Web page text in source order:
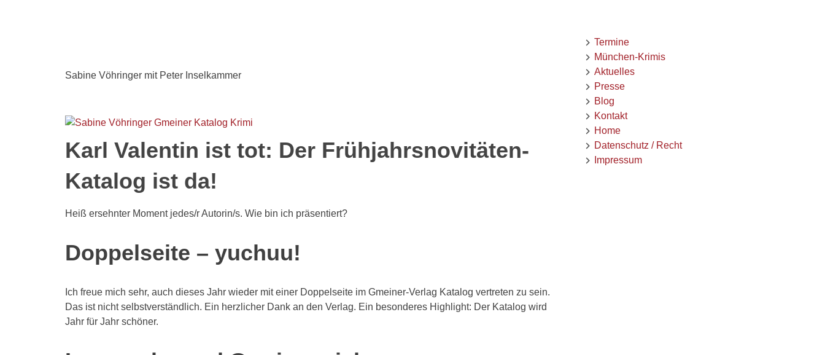
Sabine Vöhringer mit Peter Inselkammer
Karl Valentin ist tot: Der Frühjahrsnovitäten-
Katalog ist da!
Heiß ersehnter Moment jedes/r Autorin/s. Wie bin ich präsentiert?
Doppelseite – yuchuu!
Ich freue mich sehr, auch dieses Jahr wieder mit einer Doppelseite im Gmeiner-Verlag Katalog vertreten zu sein.
Das ist nicht selbstverständlich. Ein herzlicher Dank an den Verlag. Ein besonderes Highlight: Der Katalog wird
Jahr für Jahr schöner.
Termine
München-Krimis
Aktuelles
Presse
Blog
Kontakt
Home
Datenschutz / Recht
Impressum